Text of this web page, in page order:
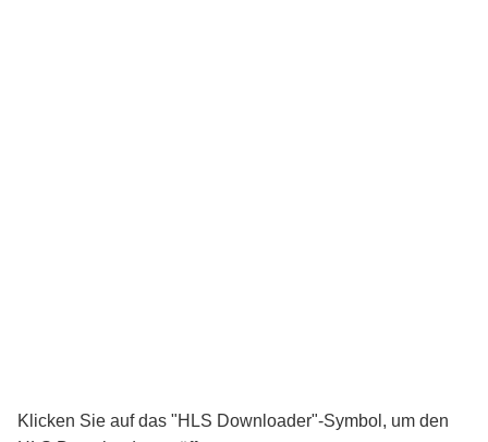
Klicken Sie auf das "HLS Downloader"-Symbol, um den